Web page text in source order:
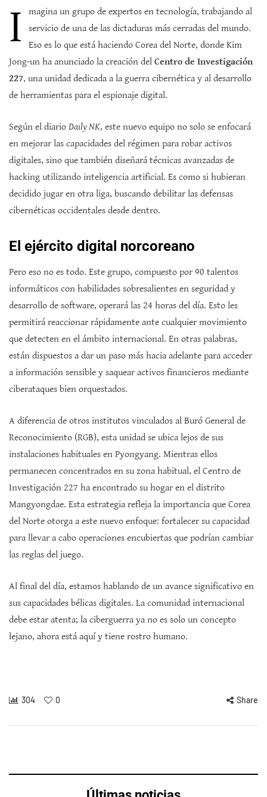
I
magina un grupo de expertos en tecnología, trabajando al
servicio de una de las dictaduras más cerradas del mundo.
Eso es lo que está haciendo Corea del Norte, donde Kim
Jong-un ha anunciado la creación del Centro de Investigación
227, una unidad dedicada a la guerra cibernética y al desarrollo
de herramientas para el espionaje digital.
Según el diario Daily NK, este nuevo equipo no solo se enfocará
en mejorar las capacidades del régimen para robar activos
digitales, sino que también diseñará técnicas avanzadas de
hacking utilizando inteligencia artificial. Es como si hubieran
decidido jugar en otra liga, buscando debilitar las defensas
cibernéticas occidentales desde dentro.
El ejército digital norcoreano
Pero eso no es todo. Este grupo, compuesto por 90 talentos
informáticos con habilidades sobresalientes en seguridad y
desarrollo de software, operará las 24 horas del día. Esto les
permitirá reaccionar rápidamente ante cualquier movimiento
que detecten en el ámbito internacional. En otras palabras,
están dispuestos a dar un paso más hacia adelante para acceder
a información sensible y saquear activos financieros mediante
ciberataques bien orquestados.
A diferencia de otros institutos vinculados al Buró General de
Reconocimiento (RGB), esta unidad se ubica lejos de sus
instalaciones habituales en Pyongyang. Mientras ellos
permanecen concentrados en su zona habitual, el Centro de
Investigación 227 ha encontrado su hogar en el distrito
Mangyongdae. Esta estrategia refleja la importancia que Corea
del Norte otorga a este nuevo enfoque: fortalecer su capacidad
para llevar a cabo operaciones encubiertas que podrían cambiar
las reglas del juego.
Al final del día, estamos hablando de un avance significativo en
sus capacidades bélicas digitales. La comunidad internacional
debe estar atenta; la ciberguerra ya no es solo un concepto
lejano, ahora está aquí y tiene rostro humano.
304 0 Share